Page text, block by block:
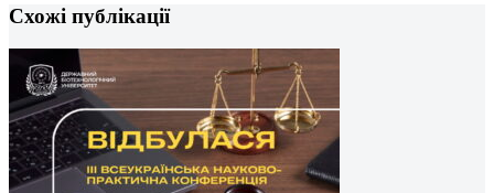
Схожі публікації